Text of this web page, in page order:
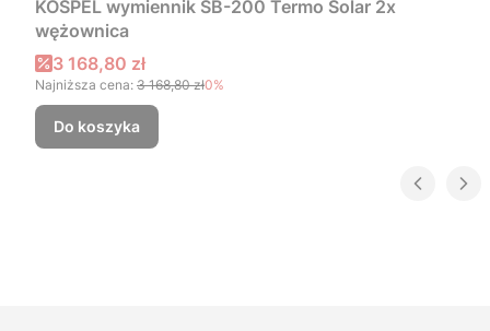
KOSPEL wymiennik SB-200 Termo Solar 2x
wężownica
Cena promocyjna
3 168,80 zł
Najniższa cena: 3 168,80 zł0%
Do koszyka